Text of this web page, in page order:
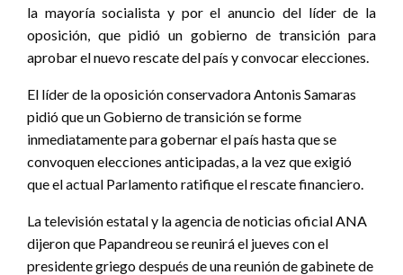
la mayoría socialista y por el anuncio del líder de la
oposición, que pidió un gobierno de transición para
aprobar el nuevo rescate del país y convocar elecciones.
El líder de la oposición conservadora Antonis Samaras
pidió que un Gobierno de transición se forme
inmediatamente para gobernar el país hasta que se
convoquen elecciones anticipadas, a la vez que exigió
que el actual Parlamento ratifique el rescate financiero.
La televisión estatal y la agencia de noticias oficial ANA
dijeron que Papandreou se reunirá el jueves con el
presidente griego después de una reunión de gabinete de